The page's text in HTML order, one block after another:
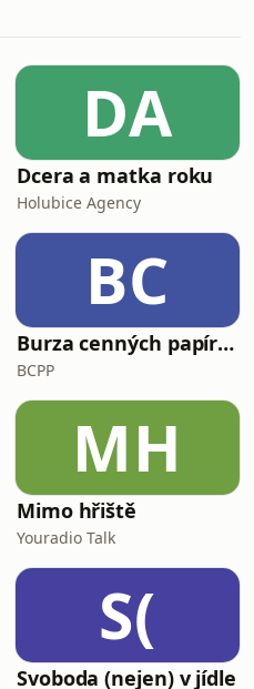
vlastního
úředníka až
většinu kariéryDA
Dcera a matka roku
Holubice Agency
BC
Burza cenných papírů Praha
BCPP
MH
Mimo hřiště
Youradio Talk
S(
Svoboda (nejen) v jídle